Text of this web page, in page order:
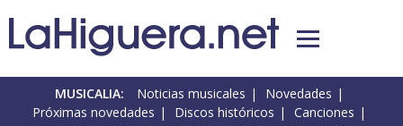
MUSICALIA: Noticias musicales
Novedades
Próximas novedades
Discos históricos
Canciones